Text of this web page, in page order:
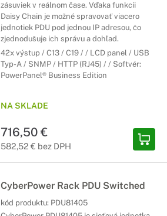
zásuviek v reálnom čase. Vďaka funkcii
Daisy Chain je možné spravovať viacero
jednotiek PDU pod jednou IP adresou, čo
zjednodušuje ich správu a dohľad.
42x výstup / C13 / C19 / / LCD panel / USB
Typ-A / SNMP / HTTP (RJ45) / / Softvér:
PowerPanel® Business Edition
NA SKLADE
716,50 €
582,52 € bez DPH
CyberPower Rack PDU Switched
kód produktu: PDU81405